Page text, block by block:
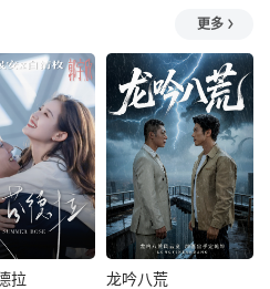
更多
拉 龙吟八荒